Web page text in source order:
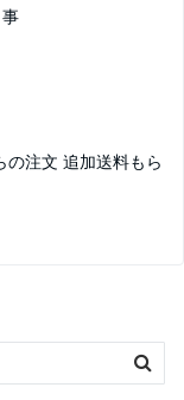
注文 追加送料もら